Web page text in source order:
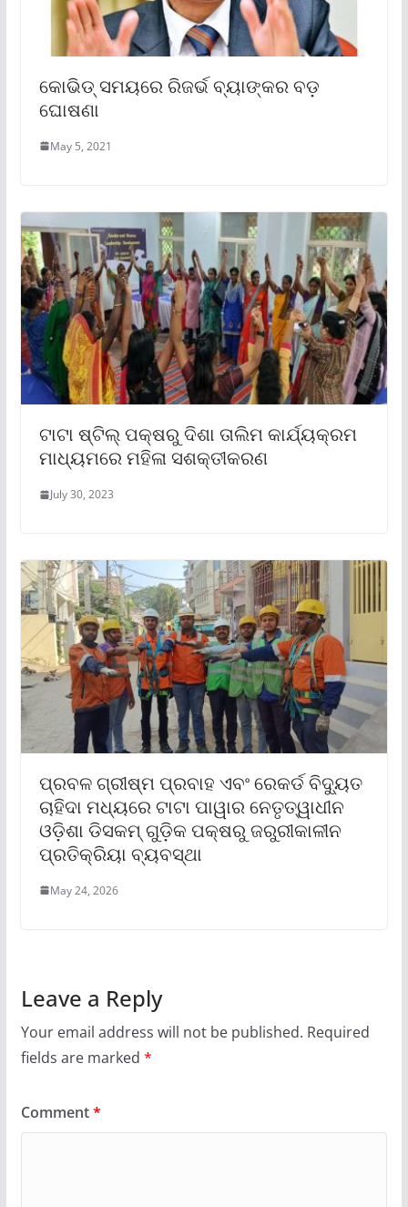
କୋଭିଡ୍ ସମୟରେ ରିଜର୍ଭ ବ୍ୟାଙ୍କର ବଡ଼
ଘୋଷଣା
May 5, 2021
ଟାଟା ଷ୍ଟିଲ୍ ପକ୍ଷରୁ ଦିଶା ତାଲିମ କାର୍ଯ୍ୟକ୍ରମ
ମାଧ୍ୟମରେ ମହିଳା ସଶକ୍ତୀକରଣ
July 30, 2023
ପ୍ରବଳ ଗ୍ରୀଷ୍ମ ପ୍ରବାହ ଏବଂ ରେକର୍ଡ ବିଦ୍ୟୁତ
ଚାହିଦା ମଧ୍ୟରେ ଟାଟା ପାୱାର ନେତୃତ୍ୱାଧୀନ
ଓଡ଼ିଶା ଡିସକମ୍ ଗୁଡ଼ିକ ପକ୍ଷରୁ ଜରୁରୀକାଳୀନ
ପ୍ରତିକ୍ରିୟା ବ୍ୟବସ୍ଥା
May 24, 2026
Leave a Reply
Your email address will not be published. Required
fields are marked *
Comment*